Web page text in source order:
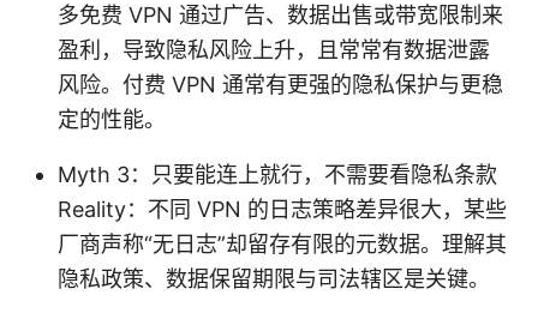
多免费 VPN 通过广告、数据出售或带宽限制来
盈利，导致隐私风险上升，且常常有数据泄露
风险。付费 VPN 通常有更强的隐私保护与更稳
定的性能。
Myth 3：只要能连上就行，不需要看隐私条款
Reality：不同 VPN 的日志策略差异很大，某些
厂商声称“无日志”却留存有限的元数据。理解其
隐私政策、数据保留期限与司法辖区是关键。